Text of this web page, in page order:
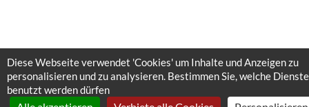
Diese Webseite verwendet 'Cookies' um Inhalte und Anzeigen zu
personalisieren und zu analysieren. Bestimmen Sie, welche Dienste
benutzt werden dürfen